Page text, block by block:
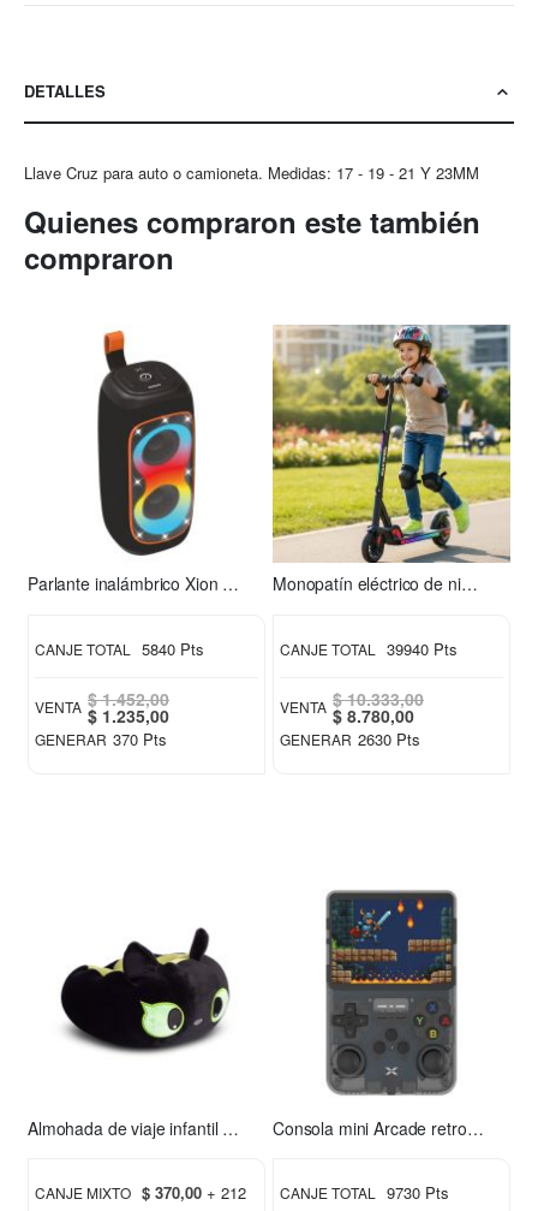
DETALLES
Llave Cruz para auto o camioneta. Medidas: 17 - 19 - 21 Y 23MM
Quienes compraron este también
compraron
Parlante inalámbrico Xion XI-XT31
CANJE TOTAL 5840 Pts
VENTA $ 1.452,00
Special
Price
$ 1.235,00
GENERAR 370 Pts
Monopatín eléctrico de niño S2 Xion
CANJE TOTAL 39940 Pts
VENTA $ 10.333,00
Special
Price
$ 8.780,00
GENERAR 2630 Pts
Almohada de viaje infantil Chimuelo verde
CANJE MIXTO $ 370,00 + 212
Consola mini Arcade retro Xion XI-GAME350
CANJE TOTAL 9730 Pts